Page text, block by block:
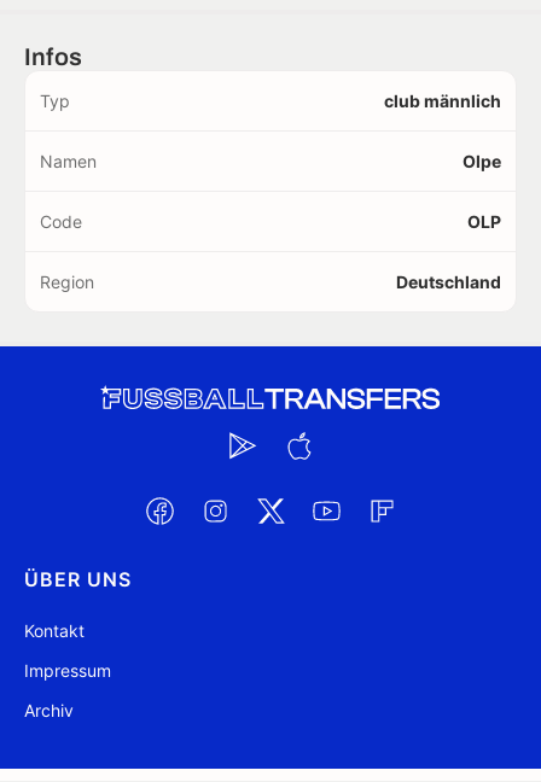
Infos
Typ club männlich
Namen Olpe
Code OLP
Region Deutschland
ÜBER UNS
Kontakt
Impressum
Archiv